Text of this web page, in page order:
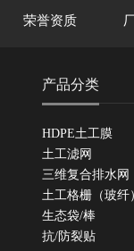
荣誉资质
产品分类
HDPE土工膜
土工滤网
三维复合排水网
土工格栅（玻纤
生态袋/棒
抗/防裂贴